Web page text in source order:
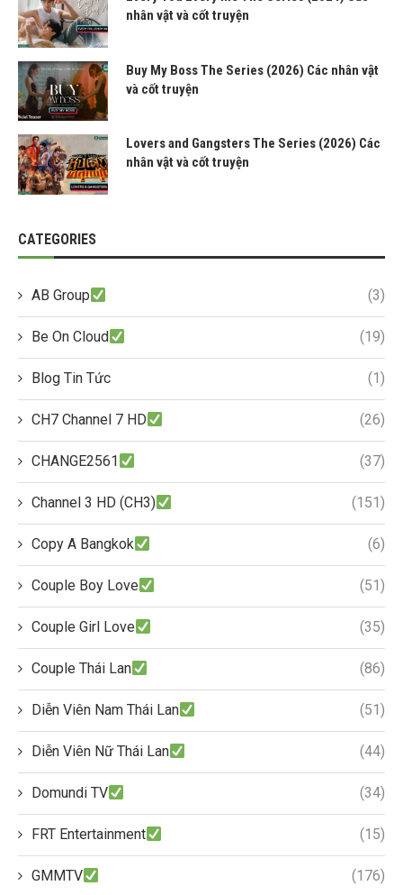
nhân vật và cốt truyện
Buy My Boss The Series (2026) Các nhân vật
và cốt truyện
Lovers and Gangsters The Series (2026) Các
nhân vật và cốt truyện
CATEGORIES
AB Group (3)
Be On Cloud (19)
Blog Tin Tức (1)
CH7 Channel 7 HD (26)
CHANGE2561 (37)
Channel 3 HD (CH3) (151)
Copy A Bangkok (6)
Couple Boy Love (51)
Couple Girl Love (35)
Couple Thái Lan (86)
Diễn Viên Nam Thái Lan (51)
Diễn Viên Nữ Thái Lan (44)
Domundi TV (34)
FRT Entertainment (15)
GMMTV (176)